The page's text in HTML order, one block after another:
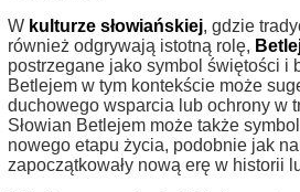
W kulturze słowiańskiej, gdzie
również odgrywają istotną rolę,
postrzegane jako symbol świętości i
Betlejem w tym kontekście może
duchowego wsparcia lub ochrony w
Słowian Betlejem może także
nowego etapu życia, podobnie jak
zapoczątkowały nową erę w historii